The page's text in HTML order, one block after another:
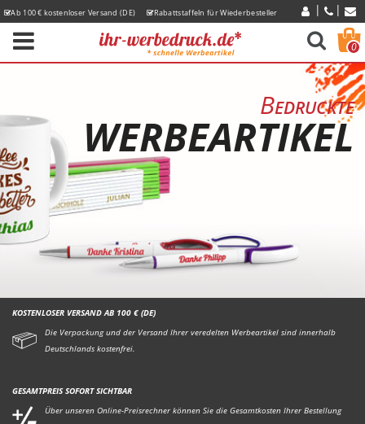
Ab 100 € kostenloser Versand (DE)
Rabattstaffeln für Wiederbesteller
0
Bedruckte
WERBEARTIKEL
KOSTENLOSER VERSAND AB 100 € (DE)
Die Verpackung und der Versand Ihrer veredelten Werbeartikel sind innerhalb
Deutschlands kostenfrei.
GESAMTPREIS SOFORT SICHTBAR
Über unseren Online-Preisrechner können Sie die Gesamtkosten Ihrer Bestellung